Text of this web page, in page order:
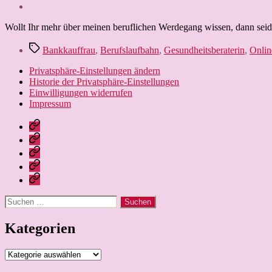
Wollt Ihr mehr über meinen beruflichen Werdegang wissen, dann
Schlagwörter
Bankkauffrau, Berufslaufbahn, Gesundheitsberaterin,
Privatsphäre-Einstellungen ändern
Historie der Privatsphäre-Einstellungen
Einwilligungen widerrufen
Impressum
Nissebarns
Blog:
kreativ
unterwegs
Nissebarn
geniesst:
Alles,
was
das
schöner
Nissebarns
Urlaubär:
Ein
Strickbär
geht
auf
Finanzen:
das
Geld
im
Griff,
umgekehrt
Leben
und
Lernen
Suchen
nach:
Kategorien
Kategorien